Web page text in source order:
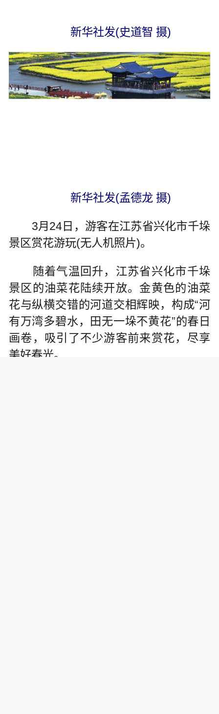
新华社发(史道智 摄)
新华社发(孟德龙 摄)
3月24日，游客在江苏省兴化市千垛
景区赏花游玩(无人机照片)。
随着气温回升，江苏省兴化市千垛
景区的油菜花陆续开放。金黄色的油菜
花与纵横交错的河道交相辉映，构成“河
有万湾多碧水，田无一垛不黄花”的春日
画卷，吸引了不少游客前来赏花，尽享
美好春光。